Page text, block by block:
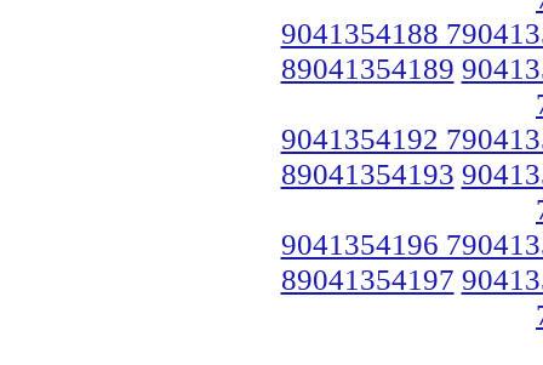
9041354188
89041354189
9041354192
89041354193
9041354196
89041354197